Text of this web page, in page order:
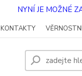
NYNÍ JE MOŽNÉ
KONTAKTY